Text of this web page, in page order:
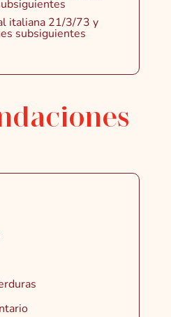
italiana 21/3/73 y
subsiguientes